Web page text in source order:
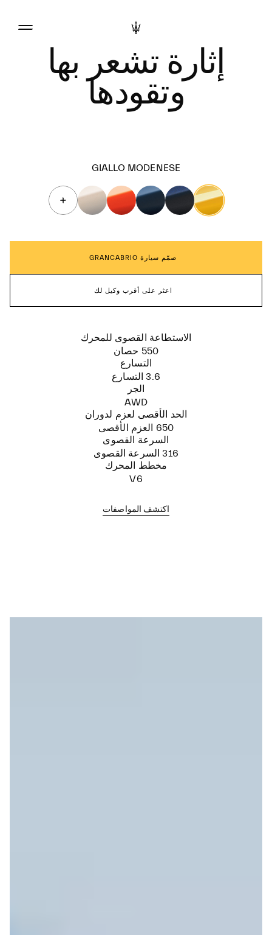
إثارة تشعر بها
وتقودها
GIALLO MODENESE
صمّم سيارة GRANCABRIO
اعثر على أقرب وكيل لك
الاستطاعة القصوى للمحرك
550 حصان
التسارع
3.6 التسارع
الجر
AWD
الحد الأقصى لعزم لدوران
650 العزم الأقصى
السرعة القصوى
316 السرعة القصوى
مخطط المحرك
V6
اكتشف المواصفات